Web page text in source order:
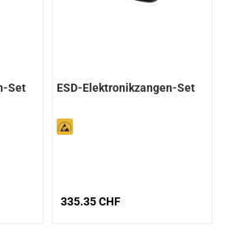
Set ESD-Elektronikzangen-Set
335.35 CHF